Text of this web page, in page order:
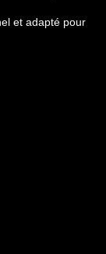
et adapté pour